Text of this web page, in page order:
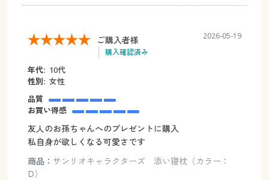
ご購入者様
購入確認済み
2026-05-19
年代: 10代
性別: 女性
品質
お買い得感
友人のお孫ちゃんへのプレゼントに購入
私自身が欲しくなる可愛さです
商品： サンリオキャラクターズ 添い寝枕（カラー：
D）